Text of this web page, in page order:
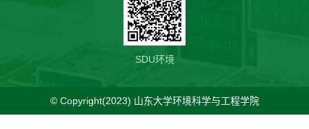
SDU环境
© Copyright(2023) 山东大学环境科学与工程学院